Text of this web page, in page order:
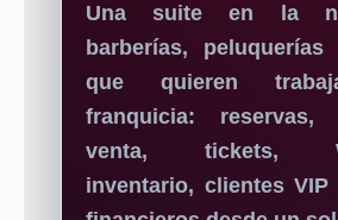
Una suite en la
barberías,
que quieren
franquicia:
venta, tickets,
inventario, clientes